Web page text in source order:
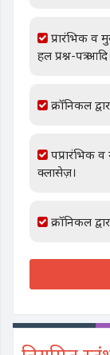
प्रारंभिक व
हल प्रश्न-पत्र आदि।
क्रॉनिकल
पप्रारंभिक व
क्लासेज़।
क्रॉनिकल